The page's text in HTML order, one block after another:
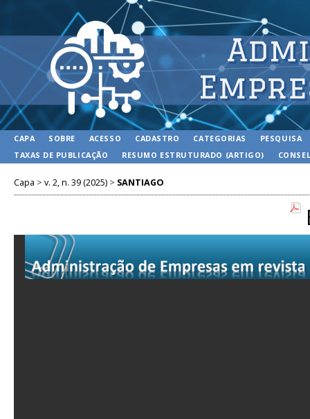
CAPA SOBRE ACESSO CADASTRO CATEGORIAS
PESQUISA
TAXAS DE PUBLICAÇÃO
RESUMO ESTRUTURADO (ARTIGO)
Capa > v. 2, n. 39 (2025) > SANTIAGO